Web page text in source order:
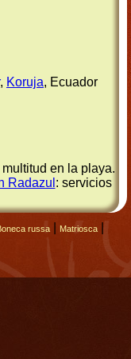
, Koruja, Ecuador
en la playa.
Radazul : servicios
russa Matriosca